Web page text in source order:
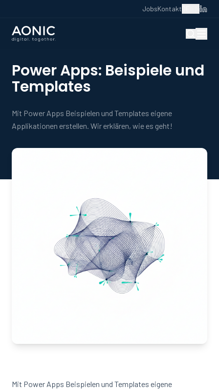
JobsKontakt
Power Apps: Beispiele und
Templates
Mit Power Apps Beispielen und Templates eigene
Applikationen erstellen. Wir erklären, wie es geht!
Mit Power Apps Beispielen und Templates eigene